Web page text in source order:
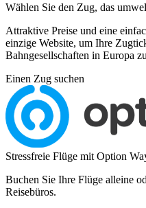
Wählen Sie den Zug, das
Attraktive Preise und eine
einzige Website, um Ihre
Bahngesellschaften in Europa
Einen Zug suchen
Stressfreie Flüge mit Option
Buchen Sie Ihre Flüge alleine
Reisebüros.